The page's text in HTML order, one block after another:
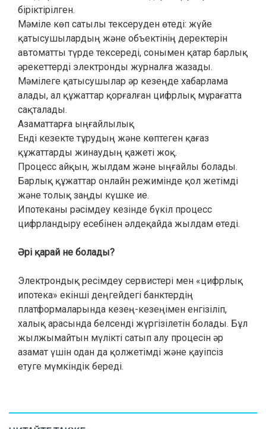
біріктірілген.
Мәміле көп сатылы тексеруден өтеді: жүйе
қатысушылардың және объектінің деректерін
автоматты түрде тексереді, сонымен қатар барлық
әрекеттерді электронды журналға жазады.
Мәмілеге қатысушылар әр кезеңде хабарлама
алады, ал құжаттар қорғалған цифрлық мұрағатта
сақталады.
Азаматтарға ыңғайлылық
Енді кезекте тұрудың және көптеген қағаз
құжаттарды жинаудың қажеті жоқ.
Процесс айқын, жылдам және ыңғайлы болады.
Барлық құжаттар онлайн режимінде қол жетімді
және толық заңды күшке ие.
Ипотеканы рәсімдеу кезінде бүкіл процесс
цифрландыру есебінен әлдеқайда жылдам өтеді.
Әрі қарай не болады?
Электрондық ресімдеу сервистері мен «цифрлық
ипотека» екінші деңгейдегі банктердің
платформаларында кезең-кезеңімен енгізіліп,
халық арасында белсенді жүргізілетін болады. Бұл
жылжымайтын мүлікті сатып алу процесін әр
азамат үшін одан да қолжетімді және қауіпсіз
етуге мүмкіндік береді.